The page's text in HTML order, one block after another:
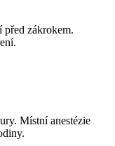
před zákrokem.
Místní anestézie